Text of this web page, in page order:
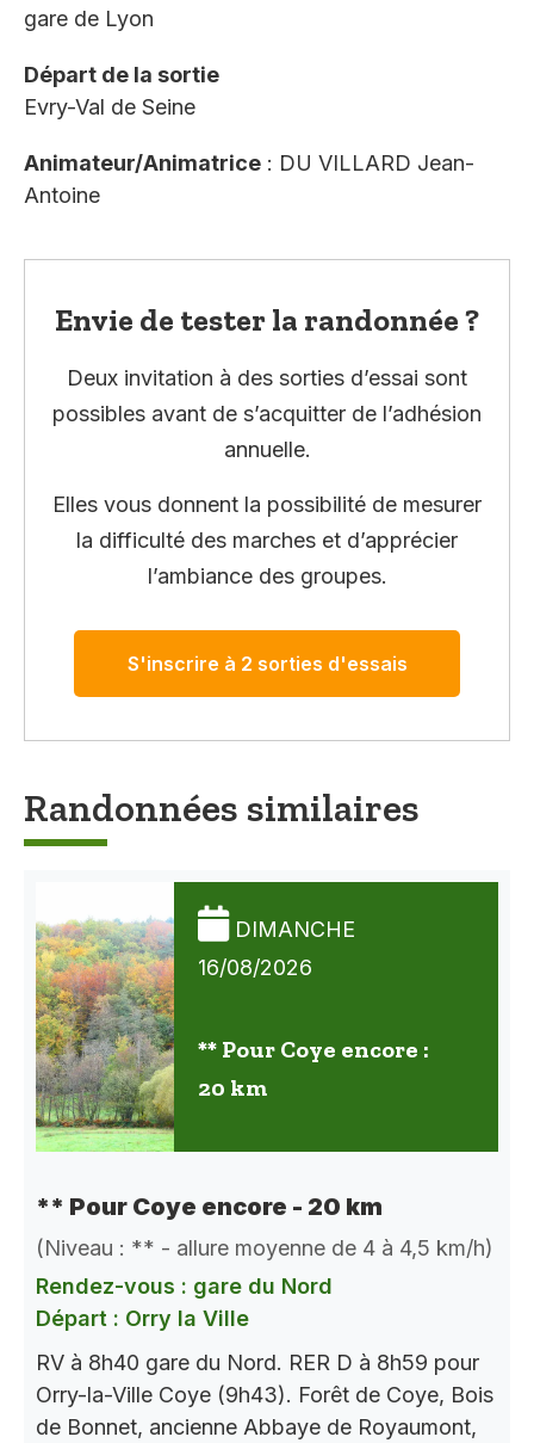
gare de Lyon
Départ de la sortie
Evry-Val de Seine
Animateur/Animatrice : DU VILLARD Jean-
Antoine
Envie de tester la randonnée ?
Deux invitation à des sorties d’essai sont
possibles avant de s’acquitter de l’adhésion
annuelle.
Elles vous donnent la possibilité de mesurer
la difficulté des marches et d’apprécier
l’ambiance des groupes.
S'inscrire à 2 sorties d'essais
Randonnées similaires
DIMANCHE
16/08/2026
** Pour Coye encore :
20 km
** Pour Coye encore - 20 km
(Niveau : ** - allure moyenne de 4 à 4,5 km/h)
Rendez-vous : gare du Nord
Départ : Orry la Ville
RV à 8h40 gare du Nord. RER D à 8h59 pour
Orry-la-Ville Coye (9h43). Forêt de Coye, Bois
de Bonnet, ancienne Abbaye de Royaumont,